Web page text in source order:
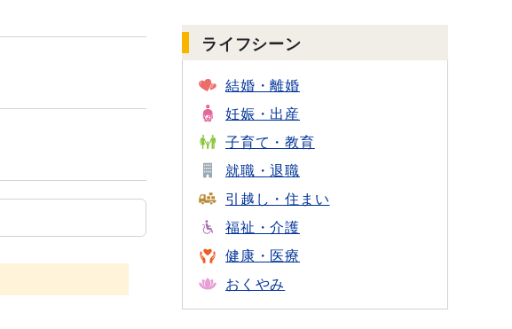
ライフシーン
結婚・離婚
妊娠・出産
子育て・教育
就職・退職
引越し・住まい
福祉・介護
健康・医療
おくやみ